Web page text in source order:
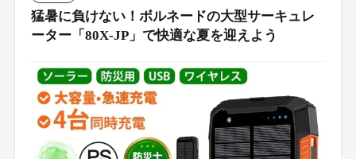
猛暑に負けない！ボルネードの大型サーキュレ
ーター「80X-JP」で快適な夏を迎えよう